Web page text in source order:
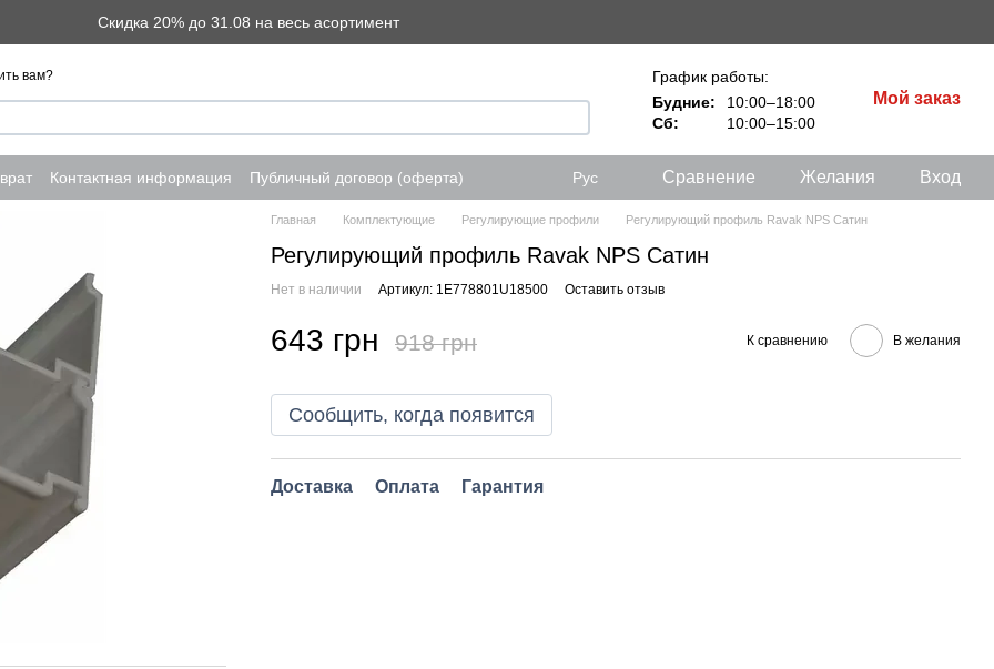
Скидка 20% до 31.08 на весь асортимент
вам?
График работы:
Будние:
10:00–18:00
Сб:
10:00–15:00
Мой заказ
Контактная информация Публичный договор (оферта) Рус Сравнение Желания Вход
Главная Комплектующие Регулирующие профили Регулирующий профиль Ravak NPS Сатин
Регулирующий профиль Ravak NPS Сатин
Нет в наличии Артикул: 1E778801U18500 Оставить отзыв
643 грн 918 грн К сравнению В желания
Сообщить, когда появится
Доставка Оплата Гарантия